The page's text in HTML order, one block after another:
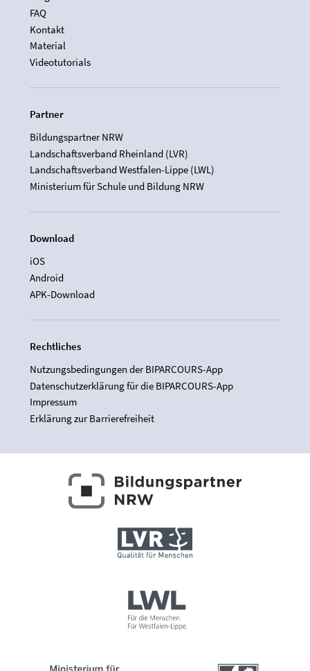
FAQ
Kontakt
Material
Videotutorials
Partner
Bildungspartner NRW
Landschaftsverband Rheinland (LVR)
Landschaftsverband Westfalen-Lippe (LWL)
Ministerium für Schule und Bildung NRW
Download
iOS
Android
APK-Download
Rechtliches
Nutzungsbedingungen der BIPARCOURS-App
Datenschutzerklärung für die BIPARCOURS-App
Impressum
Erklärung zur Barrierefreiheit